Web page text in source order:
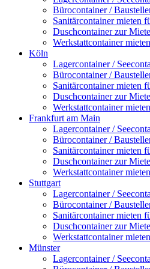
Bürocontainer /
Sanitärcontainer mieten
Duschcontainer zur
Werkstattcontainer
Köln
Lagercontainer /
Bürocontainer /
Sanitärcontainer mieten
Duschcontainer zur
Werkstattcontainer
Frankfurt am Main
Lagercontainer /
Bürocontainer /
Sanitärcontainer mieten
Duschcontainer zur
Werkstattcontainer
Stuttgart
Lagercontainer /
Bürocontainer /
Sanitärcontainer mieten
Duschcontainer zur
Werkstattcontainer
Münster
Lagercontainer /